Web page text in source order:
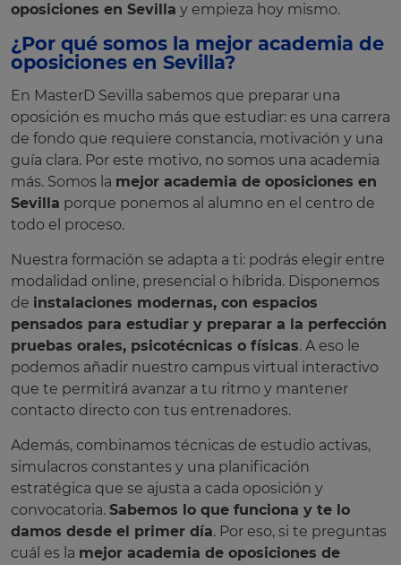
oposiciones en Sevilla y empieza hoy mismo.
¿Por qué somos la mejor academia de
oposiciones en Sevilla?
En MasterD Sevilla sabemos que preparar una
oposición es mucho más que estudiar: es una carrera
de fondo que requiere constancia, motivación y una
guía clara. Por este motivo, no somos una academia
más. Somos la mejor academia de oposiciones en
Sevilla porque ponemos al alumno en el centro de
todo el proceso.
Nuestra formación se adapta a ti: podrás elegir entre
modalidad online, presencial o híbrida. Disponemos
de instalaciones modernas, con espacios
pensados para estudiar y preparar a la perfección
pruebas orales, psicotécnicas o físicas. A eso le
podemos añadir nuestro campus virtual interactivo
que te permitirá avanzar a tu ritmo y mantener
contacto directo con tus entrenadores.
Además, combinamos técnicas de estudio activas,
simulacros constantes y una planificación
estratégica que se ajusta a cada oposición y
convocatoria. Sabemos lo que funciona y te lo
damos desde el primer día. Por eso, si te preguntas
cuál es la mejor academia de oposiciones de